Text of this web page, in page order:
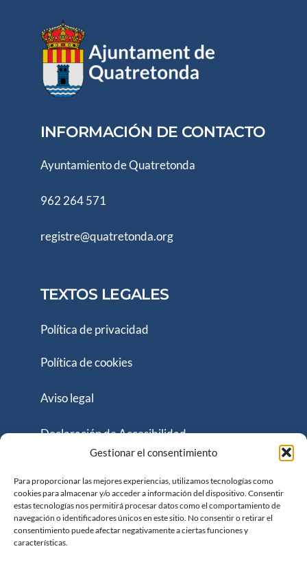
Gestionar el consentimiento
Para proporcionar las mejores experiencias, utilizamos tecnologías como
cookies para almacenar y/o acceder a información del dispositivo. Consentir
estas tecnologías nos permitirá procesar datos como el comportamiento de
navegación o identificadores únicos en este sitio. No consentir o retirar el
consentimiento puede afectar negativamente a ciertas funciones y
características.
INFORMACIÓN DE CONTACTO
Ayuntamiento de Quatretonda
962 264 571
registre@quatretonda.org
TEXTOS LEGALES
Política de privacidad
Política de cookies
Aviso legal
Declaración de Accesibilidad
Página web y accesibilidad financiada por: